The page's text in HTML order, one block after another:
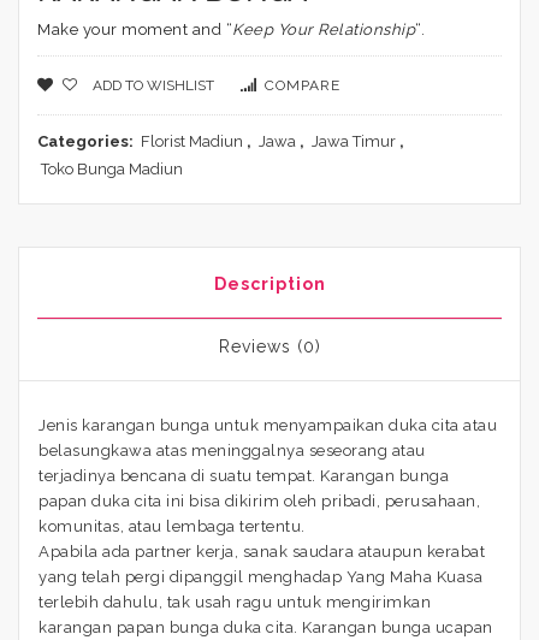
Make your moment and “Keep Your Relationship“.
ADD TO WISHLIST COMPARE
Categories: Florist Madiun , Jawa , Jawa Timur ,
Toko Bunga Madiun
Description
Reviews (0)
Jenis karangan bunga untuk menyampaikan duka cita atau
belasungkawa atas meninggalnya seseorang atau
terjadinya bencana di suatu tempat. Karangan bunga
papan duka cita ini bisa dikirim oleh pribadi, perusahaan,
komunitas, atau lembaga tertentu.
Apabila ada partner kerja, sanak saudara ataupun kerabat
yang telah pergi dipanggil menghadap Yang Maha Kuasa
terlebih dahulu, tak usah ragu untuk mengirimkan
karangan papan bunga duka cita. Karangan bunga ucapan